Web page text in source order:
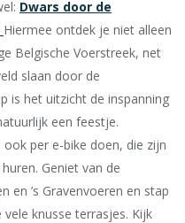
Dwars door de
Hiermee ontdek je niet alleen
Belgische Voerstreek, net
slaan door de
is het uitzicht de inspanning
een feestje.
per e-bike doen, die zijn
Geniet van de
en ’s Gravenvoeren en stap
knusse terrasjes. Kijk